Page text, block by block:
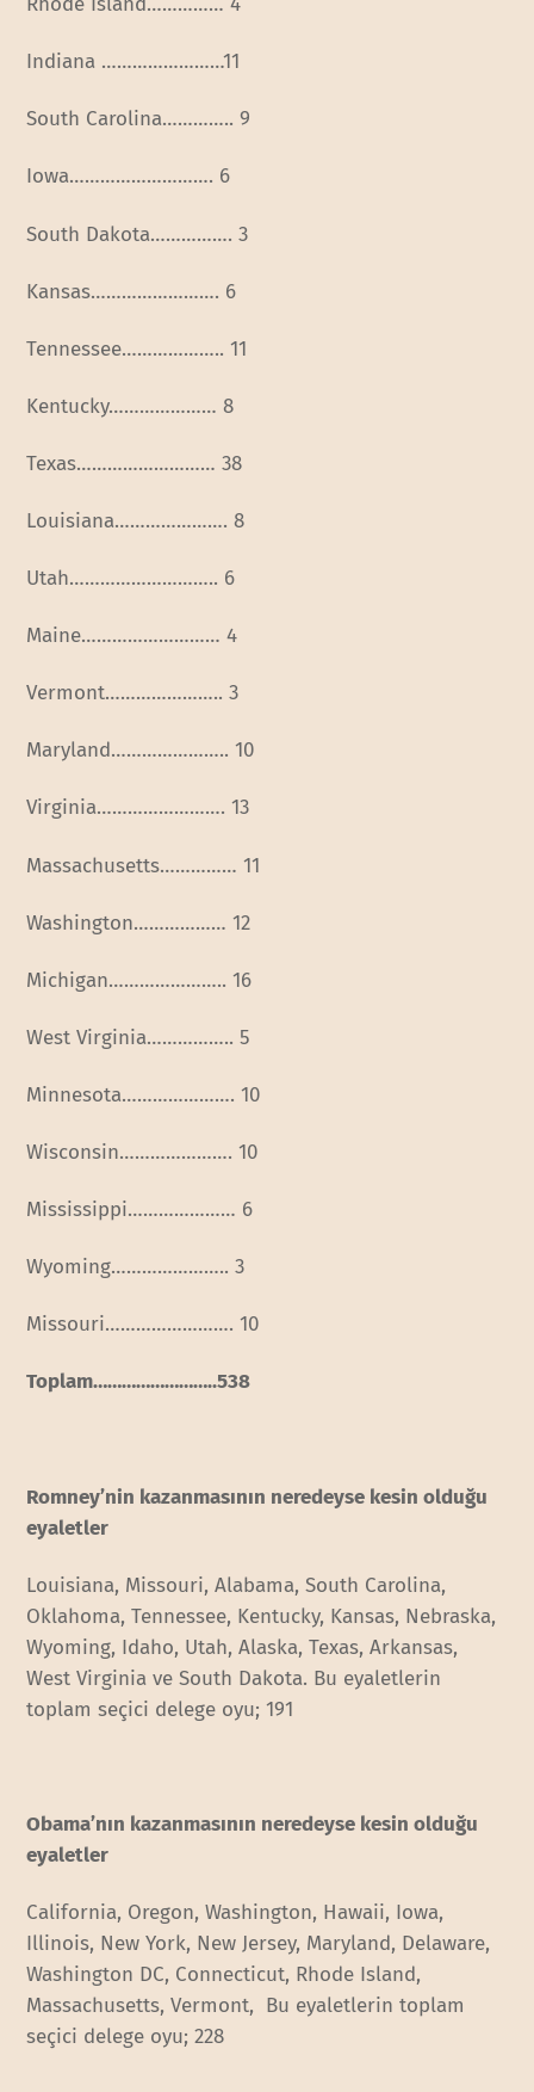
Indiana ……………………11
South Carolina………….. 9
Iowa………………………. 6
South Dakota……………. 3
Kansas……………………. 6
Tennessee……………….. 11
Kentucky………………… 8
Texas……………………… 38
Louisiana…………………. 8
Utah……………………….. 6
Maine……………………… 4
Vermont………………….. 3
Maryland………………….. 10
Virginia……………………. 13
Massachusetts…………… 11
Washington……………… 12
Michigan………………….. 16
West Virginia…………….. 5
Minnesota…………………. 10
Wisconsin…………………. 10
Mississippi………………… 6
Wyoming………………….. 3
Missouri……………………. 10
Toplam……………………..538
Romney’nin kazanmasının neredeyse kesin olduğu
eyaletler
Louisiana, Missouri, Alabama, South Carolina,
Oklahoma, Tennessee, Kentucky, Kansas, Nebraska,
Wyoming, Idaho, Utah, Alaska, Texas, Arkansas,
West Virginia ve South Dakota. Bu eyaletlerin
toplam seçici delege oyu; 191
Obama’nın kazanmasının neredeyse kesin olduğu
eyaletler
California, Oregon, Washington, Hawaii, Iowa,
Illinois, New York, New Jersey, Maryland, Delaware,
Washington DC, Connecticut, Rhode Island,
Massachusetts, Vermont, Bu eyaletlerin toplam
seçici delege oyu; 228